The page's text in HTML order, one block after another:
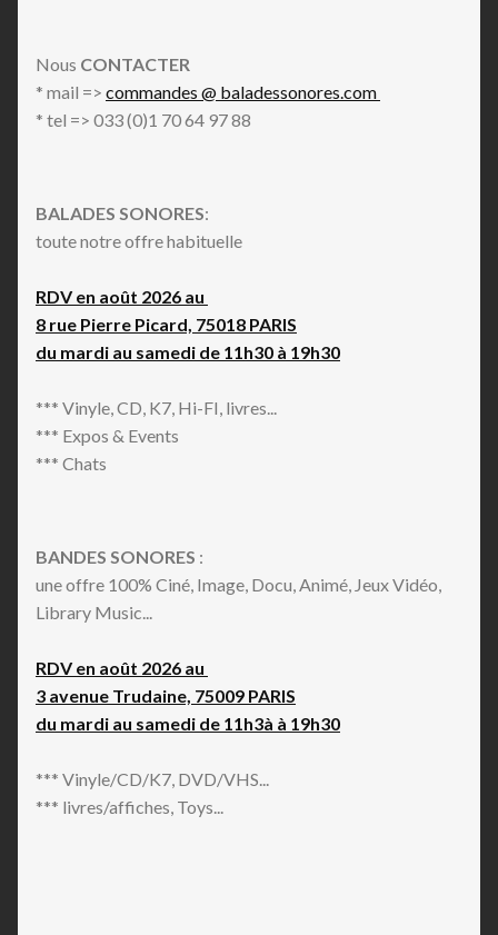
Nous CONTACTER
* mail => commandes @ baladessonores.com
* tel => 033 (0)1 70 64 97 88
BALADES SONORES:
toute notre offre habituelle
RDV en août 2026 au
8 rue Pierre Picard, 75018 PARIS
du mardi au samedi de 11h30 à 19h30
*** Vinyle, CD, K7, Hi-FI, livres...
*** Expos & Events
*** Chats
BANDES SONORES :
une offre 100% Ciné, Image, Docu, Animé, Jeux Vidéo,
Library Music...
RDV en août 2026 au
3 avenue Trudaine, 75009 PARIS
du mardi au samedi de 11h3à à 19h30
*** Vinyle/CD/K7, DVD/VHS...
*** livres/affiches, Toys...